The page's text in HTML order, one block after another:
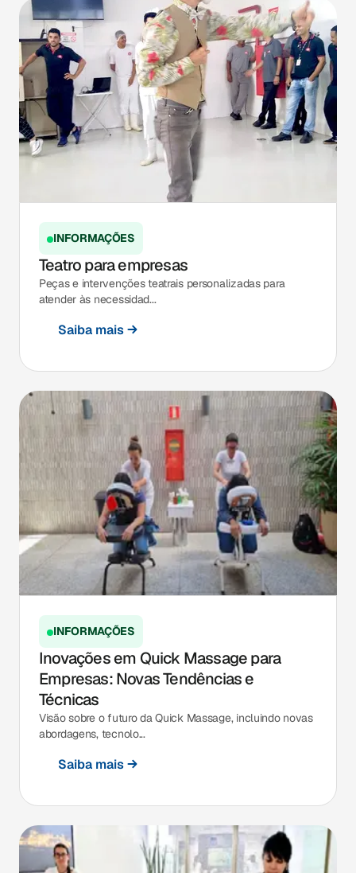
INFORMAÇÕES
Teatro para empresas
Peças e intervenções teatrais personalizadas para
atender às necessidad...
Saiba mais
INFORMAÇÕES
Inovações em Quick Massage para
Empresas: Novas Tendências e
Técnicas
Visão sobre o futuro da Quick Massage, incluindo novas
abordagens, tecnolo...
Saiba mais